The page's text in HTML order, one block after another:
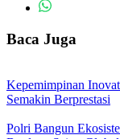
Baca Juga
Kepemimpinan
Semakin Berprestasi
Polri Bangun